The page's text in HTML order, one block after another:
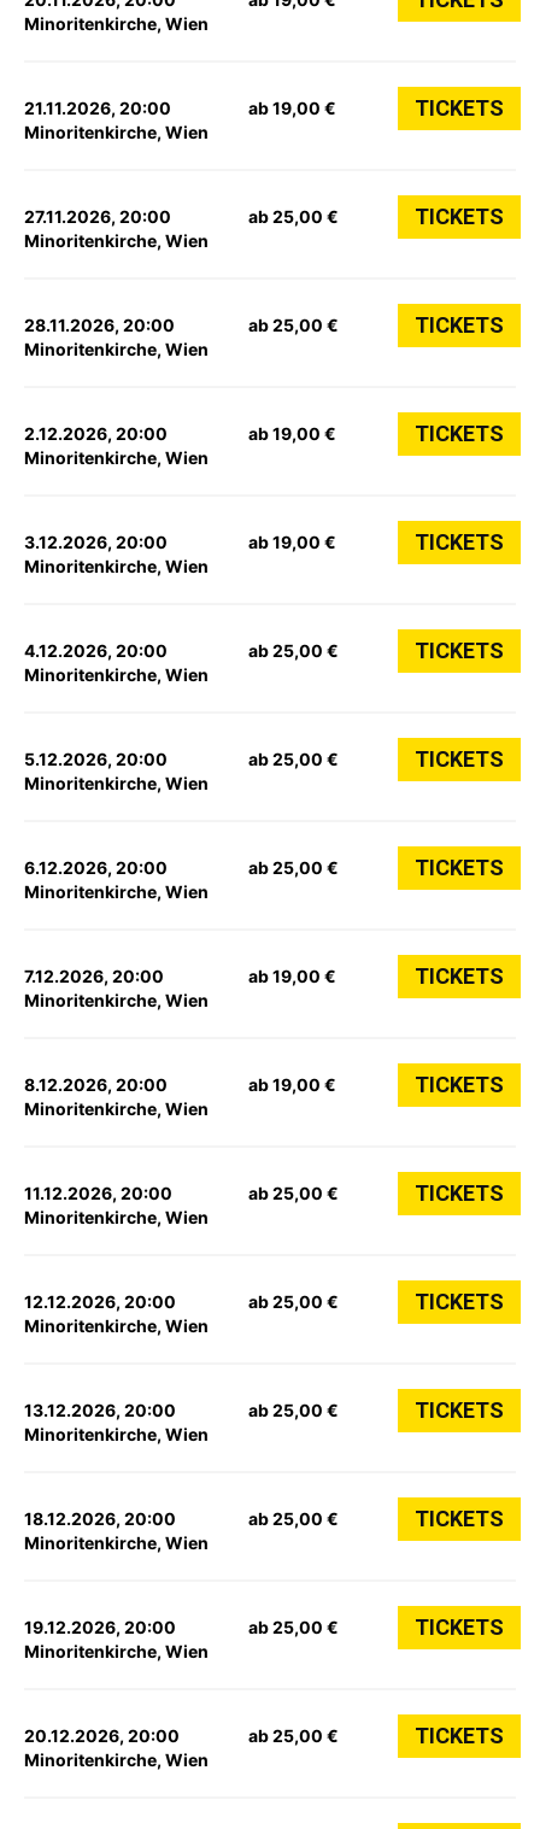
Minoritenkirche, Wien
21.11.2026, 20:00
Minoritenkirche, Wien
ab 19,00 € TICKETS
27.11.2026, 20:00
Minoritenkirche, Wien
ab 25,00 € TICKETS
28.11.2026, 20:00
Minoritenkirche, Wien
ab 25,00 € TICKETS
2.12.2026, 20:00
Minoritenkirche, Wien
ab 19,00 € TICKETS
3.12.2026, 20:00
Minoritenkirche, Wien
ab 19,00 € TICKETS
4.12.2026, 20:00
Minoritenkirche, Wien
ab 25,00 € TICKETS
5.12.2026, 20:00
Minoritenkirche, Wien
ab 25,00 € TICKETS
6.12.2026, 20:00
Minoritenkirche, Wien
ab 25,00 € TICKETS
7.12.2026, 20:00
Minoritenkirche, Wien
ab 19,00 € TICKETS
8.12.2026, 20:00
Minoritenkirche, Wien
ab 19,00 € TICKETS
11.12.2026, 20:00
Minoritenkirche, Wien
ab 25,00 € TICKETS
12.12.2026, 20:00
Minoritenkirche, Wien
ab 25,00 € TICKETS
13.12.2026, 20:00
Minoritenkirche, Wien
ab 25,00 € TICKETS
18.12.2026, 20:00
Minoritenkirche, Wien
ab 25,00 € TICKETS
19.12.2026, 20:00
Minoritenkirche, Wien
ab 25,00 € TICKETS
20.12.2026, 20:00
Minoritenkirche, Wien
ab 25,00 € TICKETS